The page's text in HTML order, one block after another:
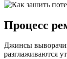
Процесс
Джинсы
разглаживаются